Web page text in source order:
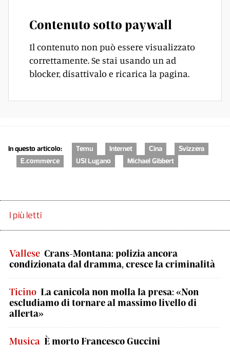
Contenuto sotto paywall
Il contenuto non può essere visualizzato
correttamente. Se stai usando un ad
blocker, disattivalo e ricarica la pagina.
In questo articolo: Temu Internet Cina
Svizzera
E.commerce
USI Lugano Michael Gibbert
I più letti
Vallese Crans-Montana: polizia ancora
condizionata dal dramma, cresce la criminalità
Ticino La canicola non molla la presa: «Non
escludiamo di tornare al massimo livello di
allerta»
Musica È morto Francesco Guccini